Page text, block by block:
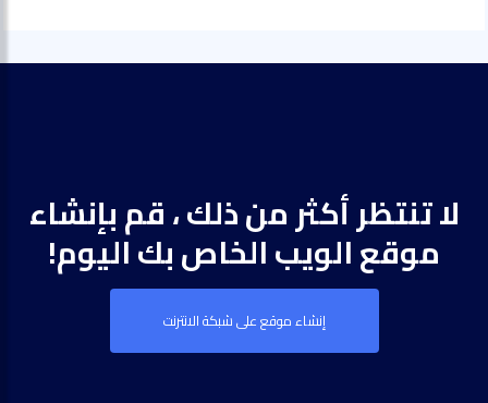
لا تنتظر أكثر من ذلك ، قم بإنشاء
موقع الويب الخاص بك اليوم!
إنشاء موقع على شبكة الانترنت